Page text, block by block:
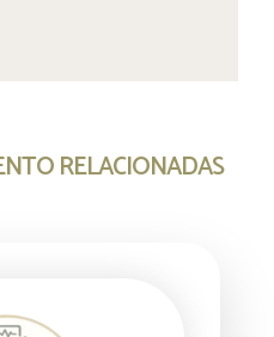
RELACIONADAS